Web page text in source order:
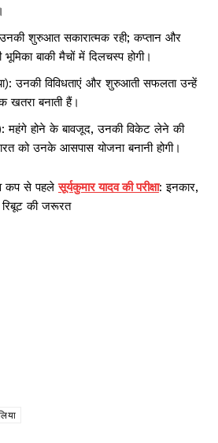
उनकी शुरुआत सकारात्मक रही; कप्तान और
बाकी मैचों में दिलचस्प होगी।
उनकी विविधताएं और शुरुआती सफलता उन्हें
खतरा बनाती हैं।
महंगे होने के बावजूद, उनकी विकेट लेने की
को उनके आसपास योजना बनानी होगी।
कप से पहलेसूर्यकुमार यादव की परीक्षा: इनकार,
की जरूरत